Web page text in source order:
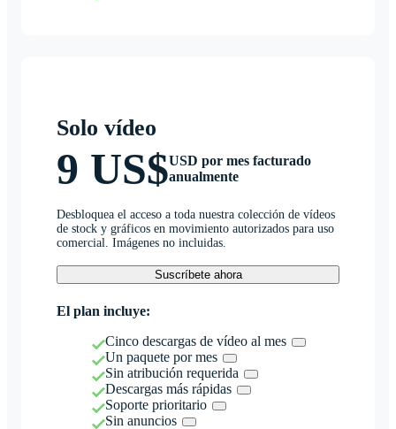
Solo vídeo
9 US$USD por mes facturado
anualmente
Desbloquea el acceso a toda nuestra colección de vídeos
de stock y gráficos en movimiento autorizados para uso
comercial. Imágenes no incluidas.
Suscríbete ahora
El plan incluye:
Cinco descargas de vídeo al mes
Un paquete por mes
Sin atribución requerida
Descargas más rápidas
Soporte prioritario
Sin anuncios